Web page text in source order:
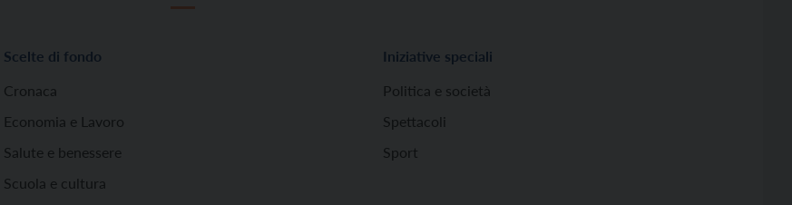
Scelte di fondo
Cronaca
Economia e Lavoro
Salute e benessere
Scuola e cultura
Iniziative speciali
Politica e società
Spettacoli
Sport